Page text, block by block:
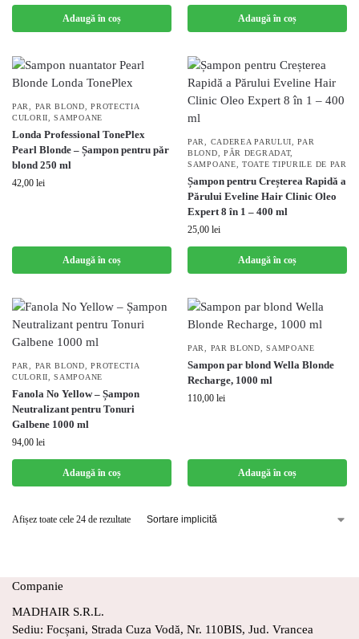
Adaugă în coș Adaugă în coș
PAR PAR BLOND ,PROTECTIA
CULORII ,SAMPOANE
Londa Professional TonePlex
Pearl Blonde – Șampon pentru păr
blond 250 ml
42,00 lei
Adaugă în coș
PAR CADEREA PARULUI ,PAR
BLOND
PĂR DEGRADAT,
SAMPOANE ,TOATE TIPURILE DE PAR
Șampon pentru Creșterea Rapidă a
Părului Eveline Hair Clinic Oleo
Expert 8 în 1 – 400 ml
25,00 lei
Adaugă în coș
PAR PAR BLOND ,PROTECTIA
CULORII ,SAMPOANE
Fanola No Yellow – Șampon
Neutralizant pentru Tonuri
Galbene 1000 ml
94,00 lei
Adaugă în coș
PAR PAR BLOND ,SAMPOANE
Sampon par blond Wella Blonde
Recharge, 1000 ml
110,00 lei
Adaugă în coș
Afișez toate cele 24 de rezultate
Companie
MADHAIR S.R.L.
Sediu: Focșani, Strada Cuza Vodă, Nr. 110BIS, Jud. Vrancea